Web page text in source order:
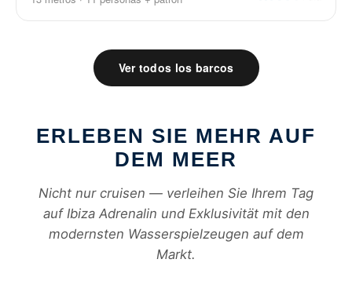
Ver todos los barcos
ERLEBEN SIE MEHR AUF
DEM MEER
Nicht nur cruisen — verleihen Sie Ihrem Tag
auf Ibiza Adrenalin und Exklusivität mit den
modernsten Wasserspielzeugen auf dem
Markt.